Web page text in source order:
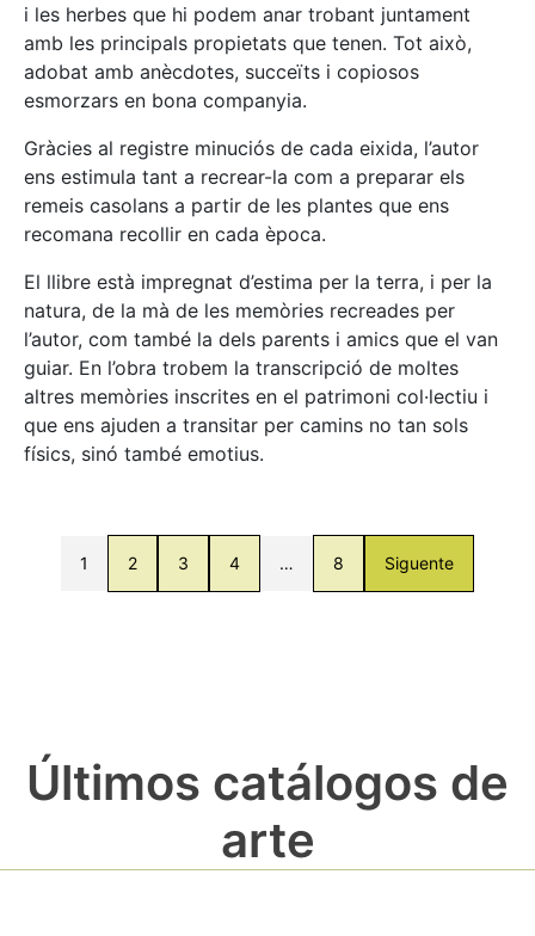
i les herbes que hi podem anar trobant juntament
amb les principals propietats que tenen. Tot això,
adobat amb anècdotes, succeïts i copiosos
esmorzars en bona companyia.
Gràcies al registre minuciós de cada eixida, l’autor
ens estimula tant a recrear-la com a preparar els
remeis casolans a partir de les plantes que ens
recomana recollir en cada època.
El llibre està impregnat d’estima per la terra, i per la
natura, de la mà de les memòries recreades per
l’autor, com també la dels parents i amics que el van
guiar. En l’obra trobem la transcripció de moltes
altres memòries inscrites en el patrimoni col·lectiu i
que ens ajuden a transitar per camins no tan sols
físics, sinó també emotius.
1 2 3 4 … 8 Siguente
Últimos catálogos de
arte